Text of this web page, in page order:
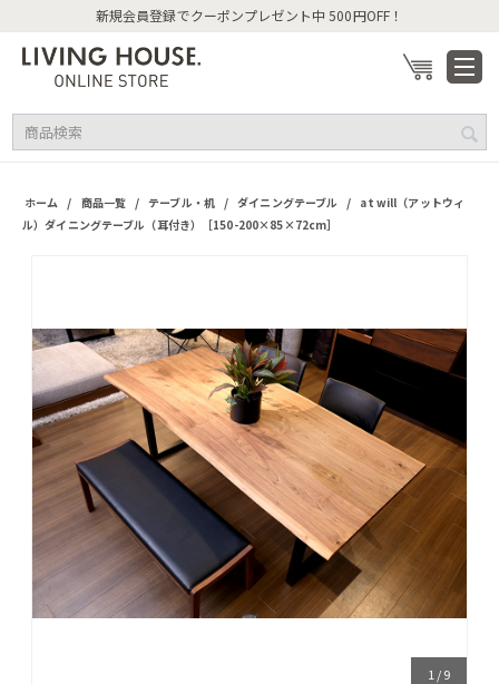
新規会員登録でクーポンプレゼント中 500円OFF！
ホーム / 商品一覧 / テーブル・机 / ダイニングテーブル / at will（アットウィ
ル）ダイニングテーブル（耳付き）［150-200×85×72cm］
1 /9